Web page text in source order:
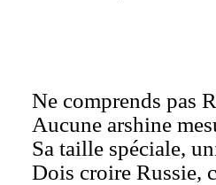
Ne comprends pas
Aucune arshine
Sa taille spéciale,
Dois croire Russie,